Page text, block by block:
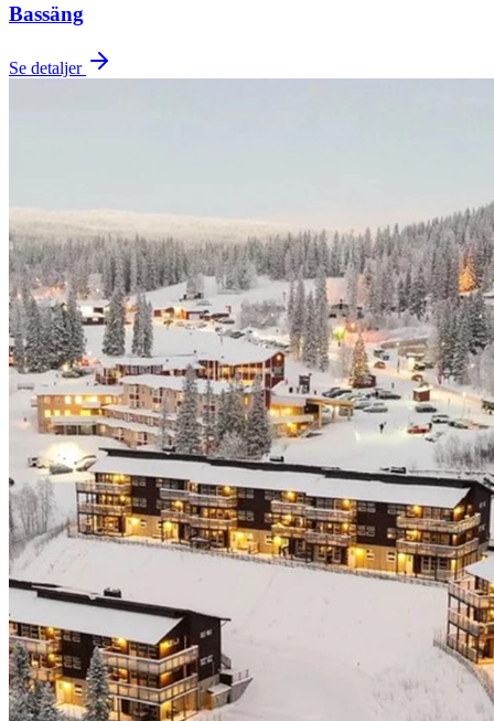
Bassäng
Se detaljer